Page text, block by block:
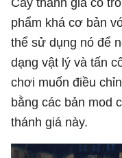
phẩm khá cơ bản
thể sử dụng nó để
dạng vật lý và tấn
chơi muốn điều
bằng các bản mod
thánh giá này.